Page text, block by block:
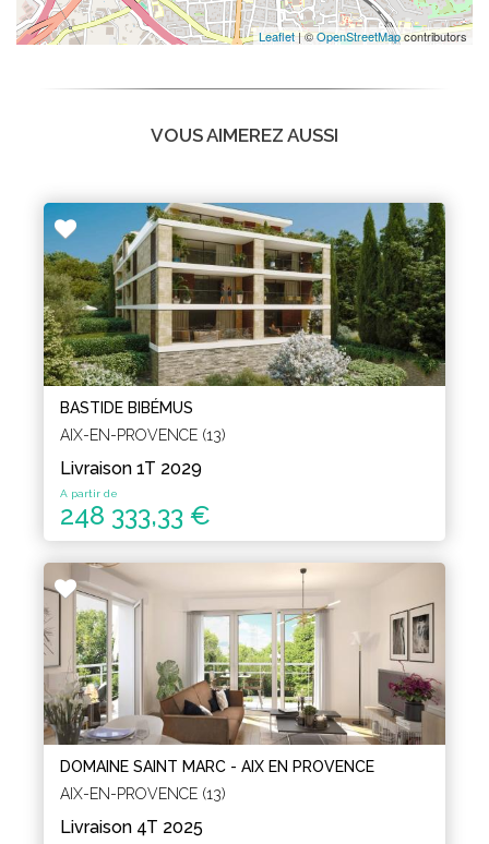
Leaflet| ©OpenStreetMapcontributors
VOUS AIMEREZ AUSSI
BASTIDE BIBÉMUS
AIX-EN-PROVENCE (13)
Livraison 1T 2029
A partir de
248 333,33 €
DOMAINE SAINT MARC - AIX EN PROVENCE
AIX-EN-PROVENCE (13)
Livraison 4T 2025